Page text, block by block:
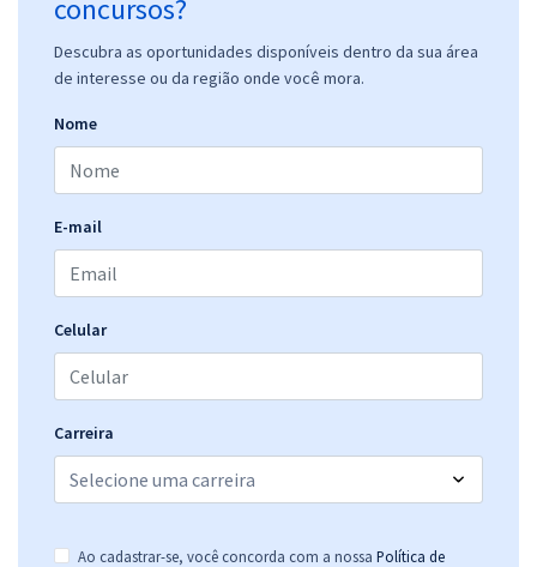
concursos?
Descubra as oportunidades disponíveis dentro da sua área
de interesse ou da região onde você mora.
Nome
E-mail
Celular
Carreira
Ao cadastrar-se, você concorda com a nossa Política de